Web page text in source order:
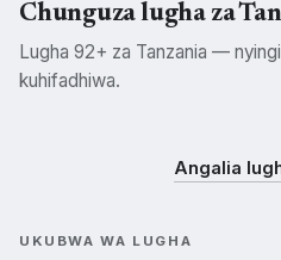
Chunguza lugha za
Lugha 92+ za Tanzania —
kuhifadhiwa.
Swahili
Angalia
UKUBWA WA LUGHA